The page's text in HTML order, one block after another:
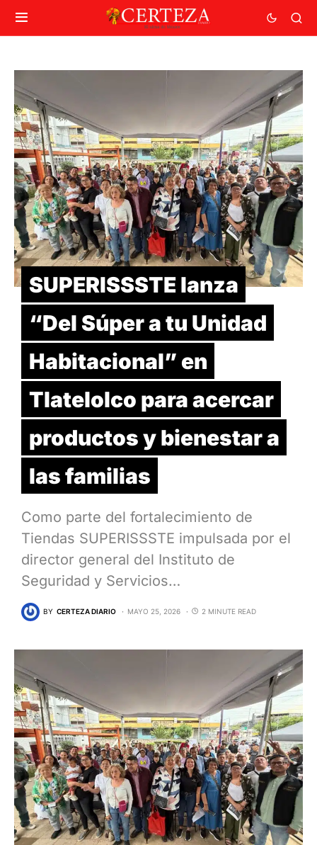
SUPERISSSTE lanza
“Del Súper a tu Unidad
Habitacional” en
Tlatelolco para acercar
productos y bienestar a
las familias
Como parte del fortalecimiento de
Tiendas SUPERISSSTE impulsada por el
director general del Instituto de
Seguridad y Servicios…
BY CERTEZA DIARIO MAYO 25, 2026 2 MINUTE READ